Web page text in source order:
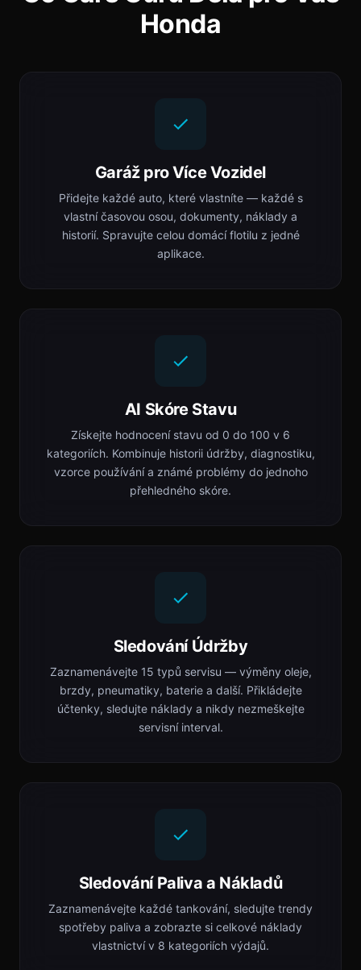
Honda
Garáž pro Více Vozidel
Přidejte každé auto, které vlastníte — každé s
vlastní časovou osou, dokumenty, náklady a
historií. Spravujte celou domácí flotilu z jedné
aplikace.
AI Skóre Stavu
Získejte hodnocení stavu od 0 do 100 v 6
kategoriích. Kombinuje historii údržby, diagnostiku,
vzorce používání a známé problémy do jednoho
přehledného skóre.
Sledování Údržby
Zaznamenávejte 15 typů servisu — výměny oleje,
brzdy, pneumatiky, baterie a další. Přikládejte
účtenky, sledujte náklady a nikdy nezmeškejte
servisní interval.
Sledování Paliva a Nákladů
Zaznamenávejte každé tankování, sledujte trendy
spotřeby paliva a zobrazte si celkové náklady
vlastnictví v 8 kategoriích výdajů.